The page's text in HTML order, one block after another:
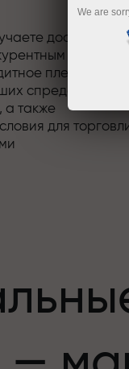
доступ к
плечо до
спредов и
а также
для
элементы драйва
We are